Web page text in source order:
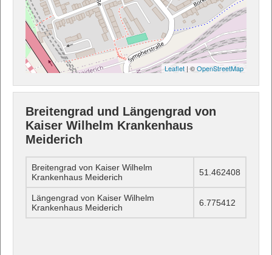
Leaflet | ©OpenStreetMap
Breitengrad und Längengrad von
Kaiser Wilhelm Krankenhaus
Meiderich
Breitengrad von Kaiser Wilhelm
Krankenhaus Meiderich
51.462408
Längengrad von Kaiser Wilhelm
Krankenhaus Meiderich
6.775412